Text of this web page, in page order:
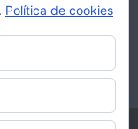
Política de cookies